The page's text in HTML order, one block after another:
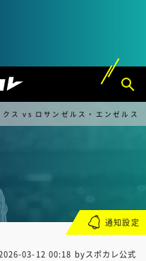
ス vs ロサンゼルス・エンゼルス
03-12 00:18 byスポカレ公式
通知設定